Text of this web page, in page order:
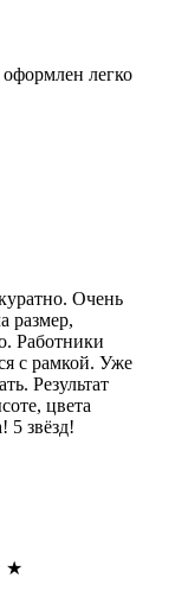
легко
Очень
размер,
Работники
с рамкой. Уже
Результат
цвета
5 звёзд!
★